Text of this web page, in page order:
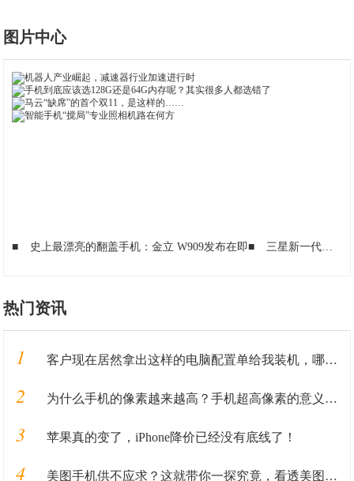
图片中心
■ 史上最漂亮的翻盖手机：金立 W909发布在即■ 三星新一代机型亮相！采用翻盖折叠屏，就是这边框有点“丑”
热门资讯
1 客户现在居然拿出这样的电脑配置单给我装机，哪里有这货哦？
2 为什么手机的像素越来越高？手机超高像素的意义到底是什么？
3 苹果真的变了，iPhone降价已经没有底线了！
4 美图手机供不应求？这就带你一探究竟，看透美图手机只需2分钟